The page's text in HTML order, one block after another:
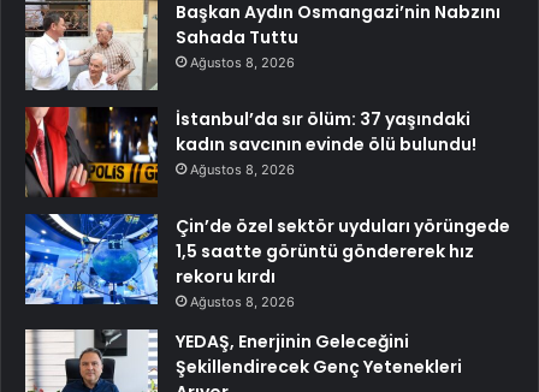
Başkan Aydın Osmangazi’nin Nabzını
Sahada Tuttu
Ağustos 8, 2026
İstanbul’da sır ölüm: 37 yaşındaki
kadın savcının evinde ölü bulundu!
Ağustos 8, 2026
Çin’de özel sektör uyduları yörüngede
1,5 saatte görüntü göndererek hız
rekoru kırdı
Ağustos 8, 2026
YEDAŞ, Enerjinin Geleceğini
Şekillendirecek Genç Yetenekleri